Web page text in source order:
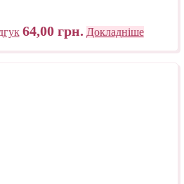
64,00 грн. Докладніше